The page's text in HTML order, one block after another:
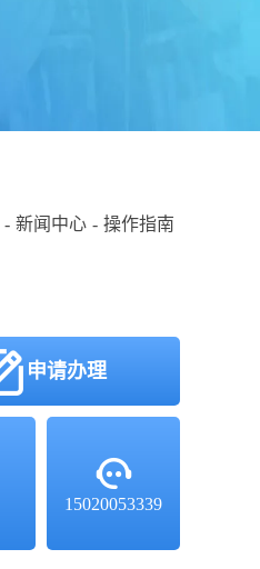
- 新闻中心 - 操作指南
申请办理
15020053339